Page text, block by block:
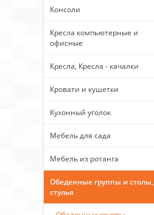
Консоли
Кресла компьютерные и
офисные
Кресла, Кресла - качалки
Кровати и кушетки
Кухонный уголок
Мебель для сада
Мебель из ротанга
Обеденные группы и столы,
стулья